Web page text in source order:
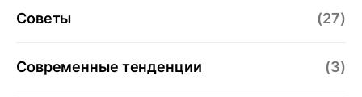
Советы (27)
Современные тенденции (3)